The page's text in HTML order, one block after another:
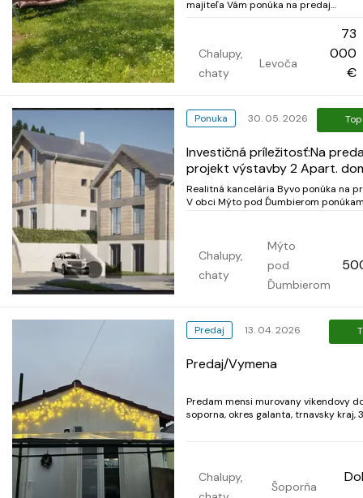
majiteľa Vám ponúka na predaj
osobnom vlastníctve s inžinierskými
centra, ale aj prírody, Chatka sa
nachádza v lokalite rodinných domov.
Po úpravách má v...
Chalupy,
chaty
Levoča
73
000
€
Ponuka 30. 05. 2026
Investičná príležitosť:Na
projekt výstavby 2 Apart.
Realitná kancelária Byvo ponúka na
V obci Mýto pod Ďumbierom
slúžiacich na celoročné užívanie.
(Apartmánové domy, chata). K samotnému
projektu:rozmer stavb...
Chalupy,
chaty
Mýto
pod
Ďumbierom
Predaj 13. 04. 2026
Predaj/Vymena
Predam mensi murovany vikendovy
soporna, okres galanta, trnavsky kraj,
Chalupy,
Šoporňa